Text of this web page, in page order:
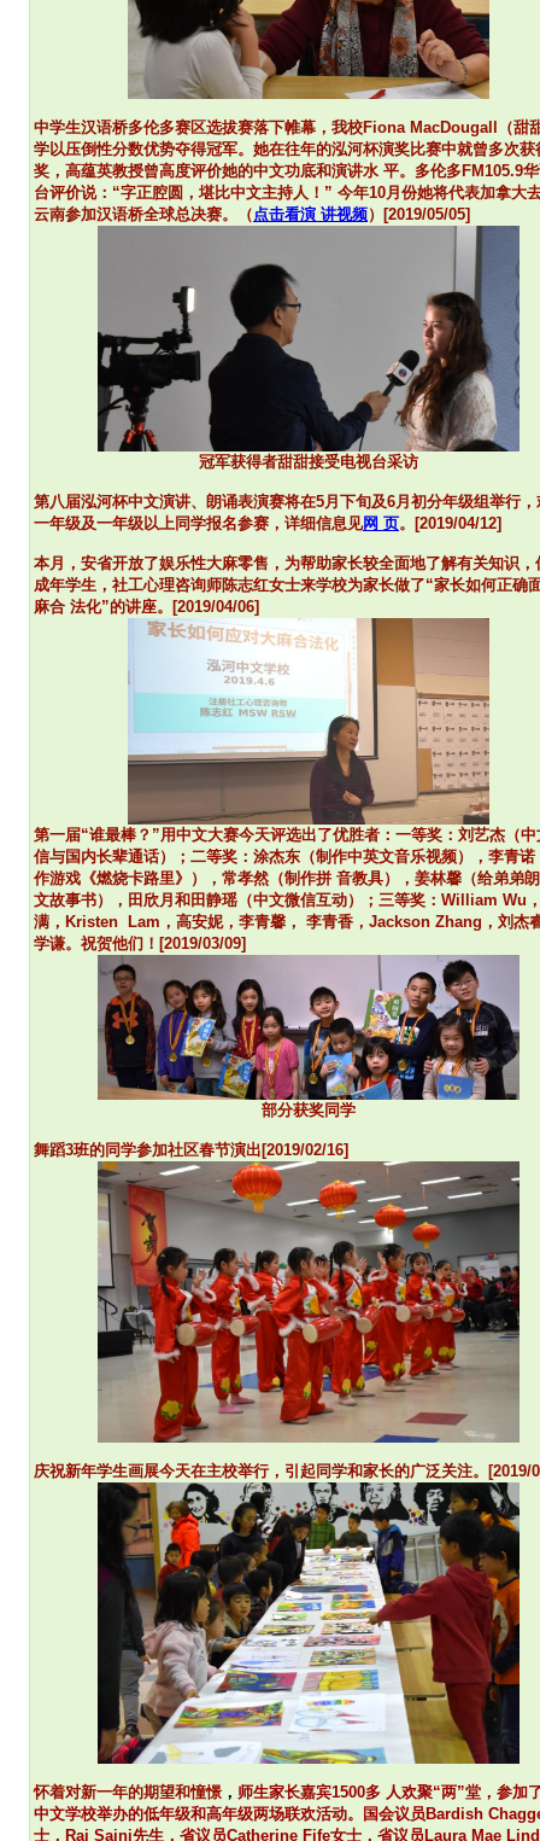
中学生汉语桥多伦多赛区选拔赛落下帷幕，我校Fiona MacDougall（甜
学以压倒性分数优势夺得冠军。她在往年的泓河杯演奖比赛中就曾多次获
奖，高蕴英教授曾高度评价她的中文功底和演讲水 平。多伦多FM105.9
台评价说：“字正腔圆，堪比中文主持人！ ” 今年10月份她将代表加拿大
云南参加汉语桥全球总决赛。（ 点击看演 讲视频）[2019/05/05]
冠军获得者甜甜接受电视台采访
第八届泓河杯中文演讲、朗诵表演赛将在5月下旬及6月初分年级组 举行，
一年级及一年级以上同学报名参赛，详细信息见网 页。[2019/04/12]
本月，安省开放了娱乐性大麻零售，为帮助家长较全面地了解有关知识，
成年学生，社工心理咨询师陈志红女士来学校为家长做了“家长如何正确
麻合 法化”的讲座。[2019/04/06]
第一届“谁最棒？”用中文大赛今天评选出了优胜者： 一等奖：刘艺杰（中
信与国内长辈通话）；二等奖：涂杰东（制作中英文音乐视频），李青诺
作游戏《燃烧卡路里》），常孝然（制作拼 音教具），姜林馨（给弟弟
文故事书），田欣月和田静瑶（中文微信互动）；三等奖：William Wu
满，Kristen Lam，高安妮，李青馨， 李青香，Jackson Zhang，刘杰
学谦。祝贺他们！[2019/03/09]
部分获奖同学
舞蹈3班的同学参加社区春节演出[2019/02/16]
庆祝新年学生画展今天在主校举行，引起同学和家长的广泛关注。[2019/
怀着对新一年的期望和憧憬 ， 师生家长嘉宾1500多 人欢聚“两”堂，参加
中文学校举办的低年级和高年级两场联欢活动。国会议员Bardish
士，Raj Saini先生，省议员Catherine Fife女士，省议员Laura Mae